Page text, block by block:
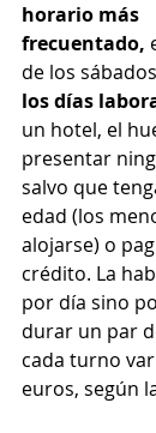
horario más
frecuentado,
de los
los días
un hotel, el
presentar
salvo que
edad (los
alojarse) o
crédito. La
por día sino
durar un par
cada turno
euros, según